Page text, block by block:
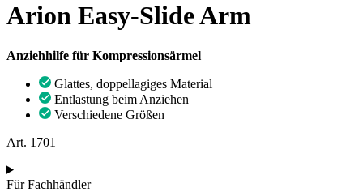
Arion Easy-Slide Arm
Anziehhilfe für Kompressionsärmel
Glattes, doppellagiges Material
Entlastung beim Anziehen
Verschiedene Größen
Art. 1701
Für Fachhändler